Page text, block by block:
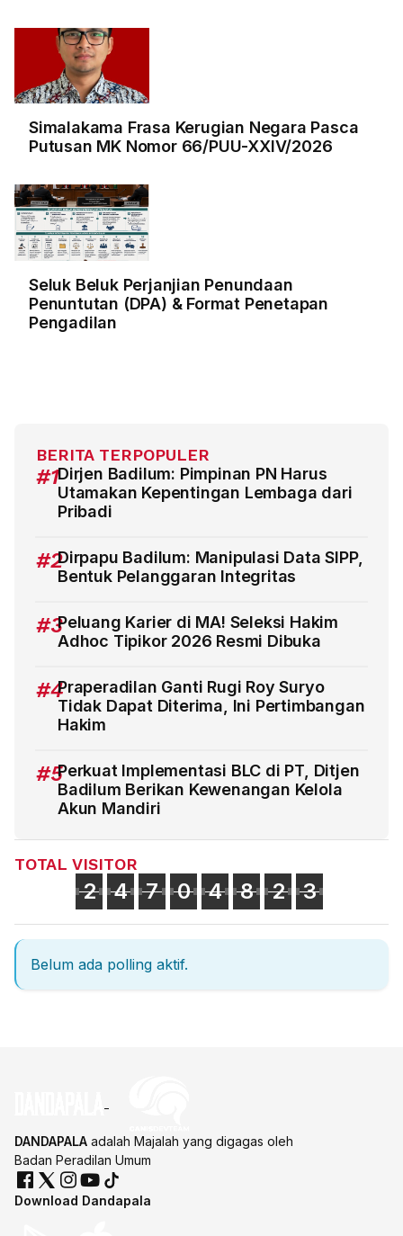
Simalakama Frasa Kerugian Negara Pasca
Putusan MK Nomor 66/PUU-XXIV/2026
Seluk Beluk Perjanjian Penundaan
Penuntutan (DPA) & Format Penetapan
Pengadilan
BERITA TERPOPULER
#1Dirjen Badilum: Pimpinan PN Harus
Utamakan Kepentingan Lembaga dari
Pribadi
#2Dirpapu Badilum: Manipulasi Data SIPP,
Bentuk Pelanggaran Integritas
#3Peluang Karier di MA! Seleksi Hakim
Adhoc Tipikor 2026 Resmi Dibuka
#4Praperadilan Ganti Rugi Roy Suryo
Tidak Dapat Diterima, Ini Pertimbangan
Hakim
#5Perkuat Implementasi BLC di PT, Ditjen
Badilum Berikan Kewenangan Kelola
Akun Mandiri
TOTAL VISITOR
2 4 7 0 4 8 2 3
Belum ada polling aktif.
DANDAPALA adalah Majalah yang digagas oleh
Badan Peradilan Umum
Download Dandapala